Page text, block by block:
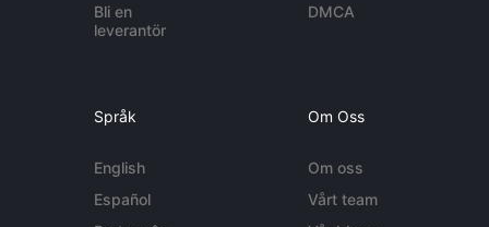
Bli en
leverantör
DMCA
Språk
English
Español
Om Oss
Om oss
Vårt team